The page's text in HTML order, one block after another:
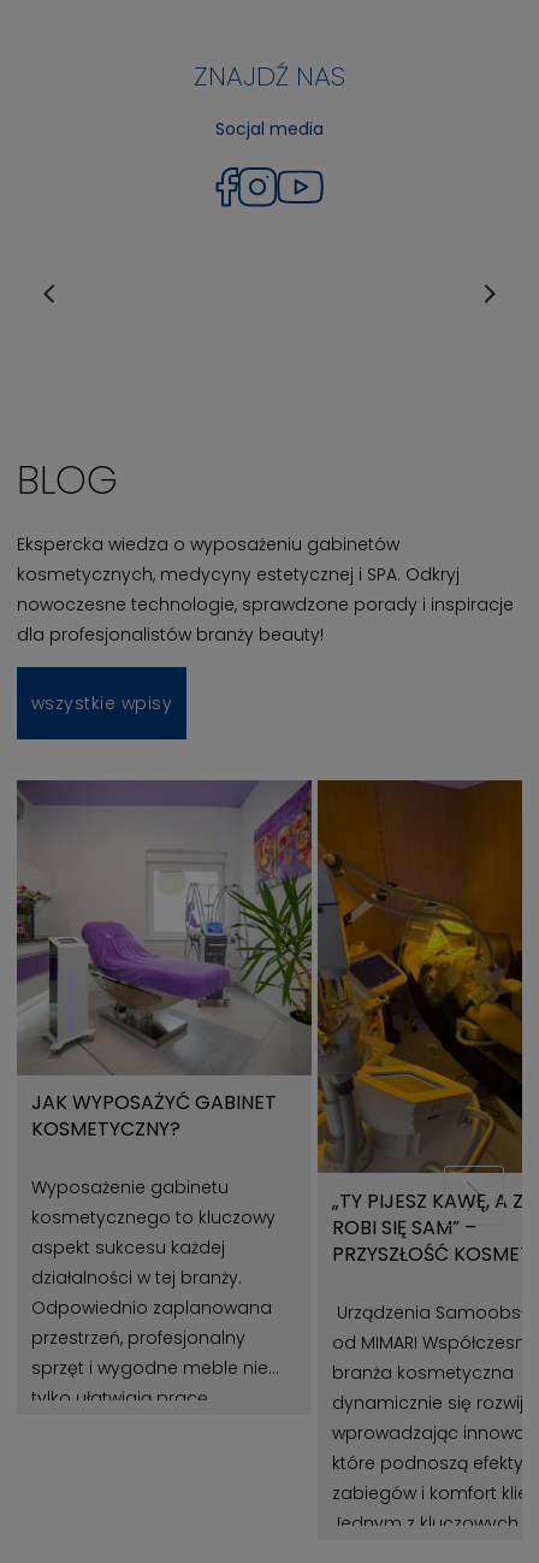
ZNAJDŹ NAS
Socjal media
BLOG
Ekspercka wiedza o wyposażeniu gabinetów
kosmetycznych, medycyny estetycznej i SPA. Odkryj
nowoczesne technologie, sprawdzone porady i inspiracje
dla profesjonalistów branży beauty!
wszystkie wpisy
JAK WYPOSAŻYĆ GABINET
KOSMETYCZNY?
Wyposażenie gabinetu
kosmetycznego to kluczowy
aspekt sukcesu każdej
działalności w tej branży.
Odpowiednio zaplanowana
przestrzeń, profesjonalny
sprzęt i wygodne meble nie
tylko ułatwiają pracę
„TY PIJESZ KAWĘ, A
ROBI SIĘ SAM” –
PRZYSZŁOŚĆ
Urządzenia
od MIMARI Współczesna
branża kosmetyczna
dynamicznie się rozwija,
wprowadzając
które podnoszą
zabiegów i komfort
Jednym z kluczowych